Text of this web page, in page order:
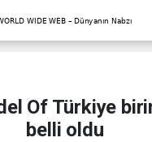
Of Türkiye
belli oldu